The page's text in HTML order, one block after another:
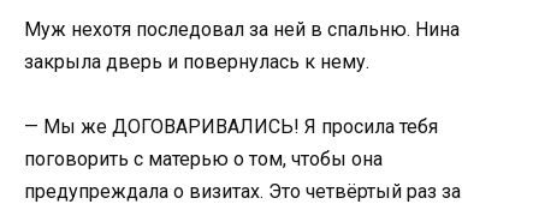
Муж нехотя последовал за ней в спальню. Нина
закрыла дверь и повернулась к нему.
— Мы же ДОГОВАРИВАЛИСЬ! Я просила тебя
поговорить с матерью о том, чтобы она
предупреждала о визитах. Это четвёртый раз за